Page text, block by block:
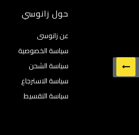
حول زانوسي
عن زانوسى
سياسة الخصوصية
سياسة الشحن
سياسة الاسترجاع
سياسة التقسيط